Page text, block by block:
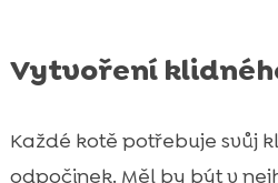
Vytvoření
Každé kotě potřebuje svůj
odpočinek. Měl by být v